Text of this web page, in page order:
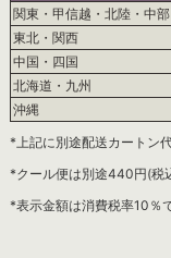
関東・甲信越・北陸・中部
東北・関西
中国・四国
北海道・九州
沖縄
*上記に別途配送カートン
*クール便は別途440円(税
*表示金額は消費税率10％で